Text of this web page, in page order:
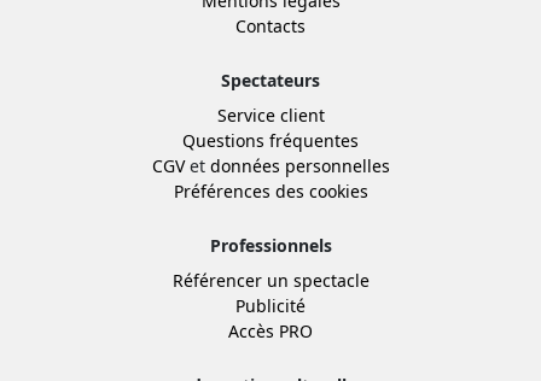
Contacts
Spectateurs
Service client
Questions fréquentes
CGVet données personnelles
Préférences des cookies
Professionnels
Référencer un spectacle
Publicité
Accès PRO